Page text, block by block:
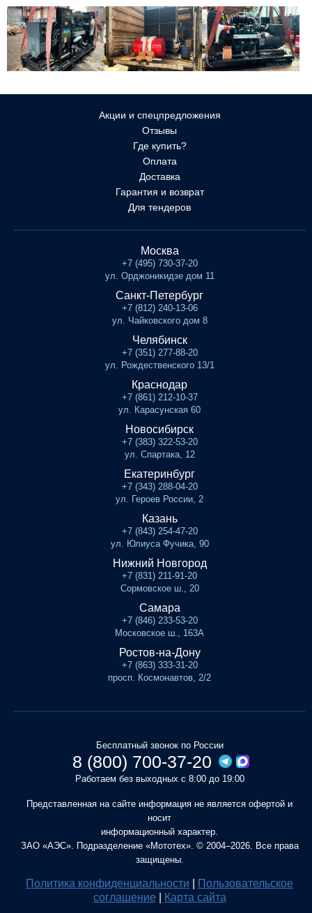
Акции и спецпредложения
Отзывы
Где купить?
Оплата
Доставка
Гарантия и возврат
Для тендеров
Москва
+7 (495) 730-37-20
ул. Орджоникидзе дом 11
Санкт-Петербург
+7 (812) 240-13-06
ул. Чайковского дом 8
Челябинск
+7 (351) 277-88-20
ул. Рождественского 13/1
Краснодар
+7 (861) 212-10-37
ул. Карасунская 60
Новосибирск
+7 (383) 322-53-20
ул. Спартака, 12
Екатеринбург
+7 (343) 288-04-20
ул. Героев России, 2
Казань
+7 (843) 254-47-20
ул. Юлиуса Фучика, 90
Нижний Новгород
+7 (831) 211-91-20
Сормовское ш., 20
Самара
+7 (846) 233-53-20
Московское ш., 163А
Ростов-на-Дону
+7 (863) 333-31-20
просп. Космонавтов, 2/2
Бесплатный звонок по России
8 (800) 700-37-20
Работаем без выходных с 8:00 до 19:00
Представленная на сайте информация не является офертой и
носит
информационный характер.
ЗАО «АЭС». Подразделение «Мототех». © 2004–2026. Все права
защищены.
Политика конфиденциальности
Пользовательское
соглашение
Карта сайта